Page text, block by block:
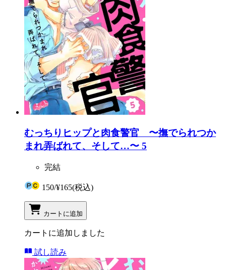
むっちりヒップと肉食警官 〜撫でられつか
まれ弄ばれて、そして…〜 5
完結
150/¥165(税込)
カートに追加
カートに追加しました
試し読み